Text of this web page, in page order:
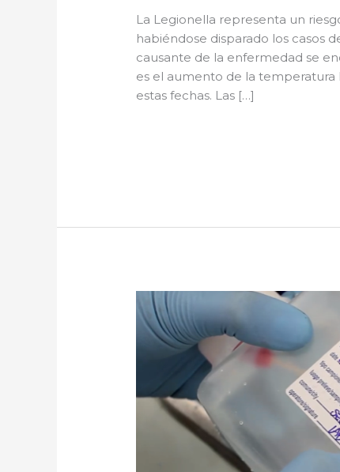
La Legionella representa un
habiéndose disparado los casos
causante de la enfermedad se
es el aumento de la
estas fechas. Las […]